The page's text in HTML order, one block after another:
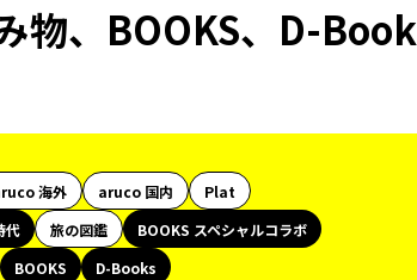
物、BOOKS、D-Book
海外 aruco 国内
Plat
代 旅の図鑑
BOOKS スペシャルコラボ
BOOKS
D-Books